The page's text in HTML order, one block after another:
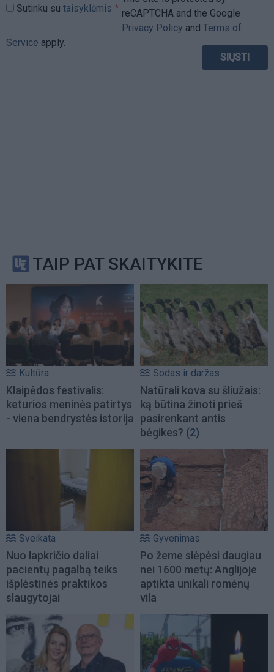
Sutinku su taisyklėmis
reCAPTCHA and the Google
Privacy Policy and Terms of
Service apply.
TAIP PAT SKAITYKITE
Kultūra
Klaipėdos festivalis:
keturios meninės patirtys
- viena bendrystės istorija
Sodas ir daržas
Natūrali kova su šliužais:
ką būtina žinoti prieš
pasirenkant antis
bėgikes? (2)
Sveikata
Nuo lapkričio daliai
pacientų pagalbą teiks
išplėstinės praktikos
slaugytojai
Gyvenimas
Po žeme slėpėsi daugiau
nei 1600 metų: Anglijoje
aptikta unikali romėnų
vila